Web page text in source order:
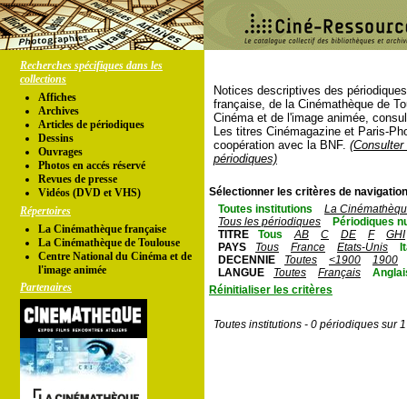
Recherches spécifiques dans les
collections
Affiches
Archives
Articles de périodiques
Dessins
Ouvrages
Photos en accés réservé
Revues de presse
Vidéos (DVD et VHS)
Répertoires
La Cinémathèque française
La Cinémathèque de Toulouse
Centre National du Cinéma et de
l'image animée
Partenaires
Notices descriptives des
française, de la Cinémathèque de
Cinéma et de l'image animée,
Les titres Cinémagazine et Paris-
coopération avec la BNF.
périodiques)
Sélectionner les critères de
Toutes institutions
La
Tous les périodiques
Périodiques
TITRE
Tous AB C DE F
GHI
PAYS
Tous France Etats-Unis
DECENNIE
Toutes <1900
1900
LANGUE
Toutes Français
Réinitialiser les critères
Toutes institutions - 0 périodiques sur